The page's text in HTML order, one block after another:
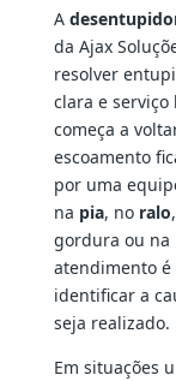
A
da Ajax
resolver
clara e serviço
começa a
escoamento
por uma
na pia, no ralo
gordura ou na
atendimento
identificar a
seja realizado.
Em situações